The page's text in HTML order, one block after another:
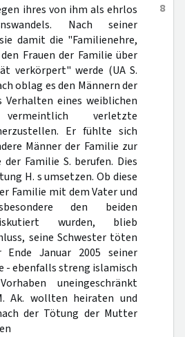
8
ihres von ihm als ehrlos
Nach seiner
damit die "Familienehre,
Frauen der Familie über
verkörpert" werde (UA S.
oblag es den Männern der
Verhalten eines weiblichen
vermeintlich verletzte
Er fühlte sich
Männer der Familie zur
Familie S. berufen. Dies
H. s umsetzen. Ob diese
Familie mit dem Vater und
den beiden
wurden, blieb
seine Schwester töten
Januar 2005 seiner
- ebenfalls streng islamisch
uneingeschränkt
Ak. wollten heiraten und
der Tötung der Mutter